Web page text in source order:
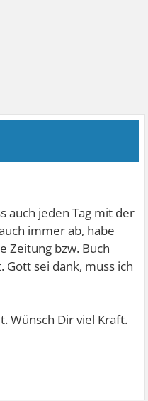
auch jeden Tag mit der
immer ab, habe
Zeitung bzw. Buch
Gott sei dank, muss ich
Wünsch Dir viel Kraft.